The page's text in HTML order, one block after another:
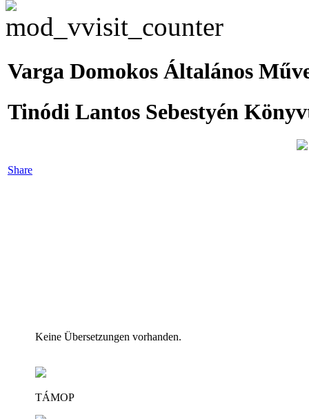
Varga Domokos Általános
Tinódi Lantos Sebestyén
Share
Keine Übersetzungen vorhanden.
TÁMOP